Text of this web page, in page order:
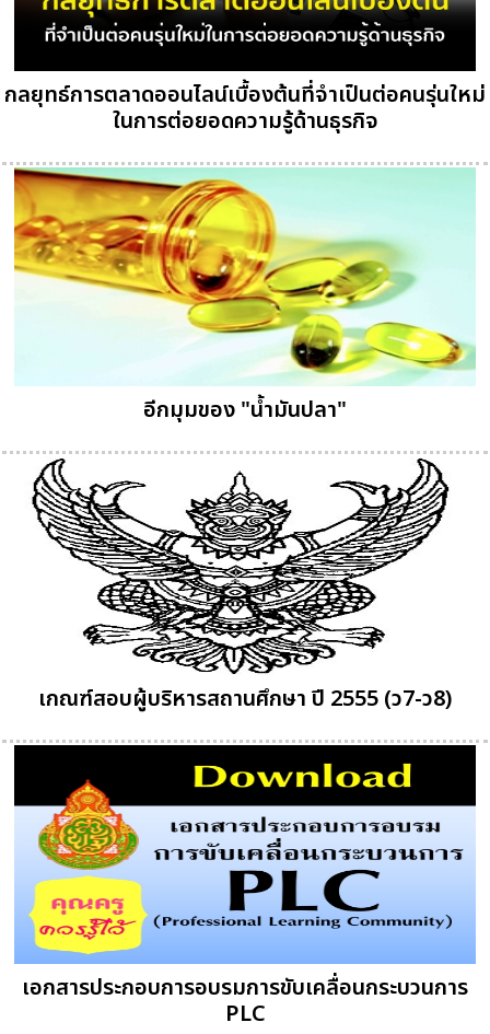
กลยุทธ์การตลาดออนไลน์เบื้องต้นที่จำเป็นต่อคนรุ่นใหม่
ในการต่อยอดความรู้ด้านธุรกิจ
อีกมุมของ "น้ำมันปลา"
เกณฑ์สอบผู้บริหารสถานศึกษา ปี 2555 (ว7-ว8)
เอกสารประกอบการอบรมการขับเคลื่อนกระบวนการ
PLC